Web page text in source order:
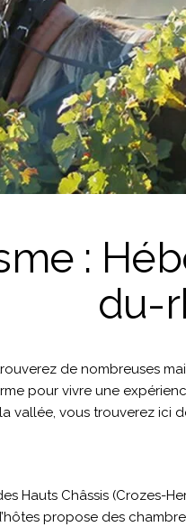
:
du-
de nombreuses
pour vivre une
vallée, vous trouverez ici
Hauts Châssis
propose des